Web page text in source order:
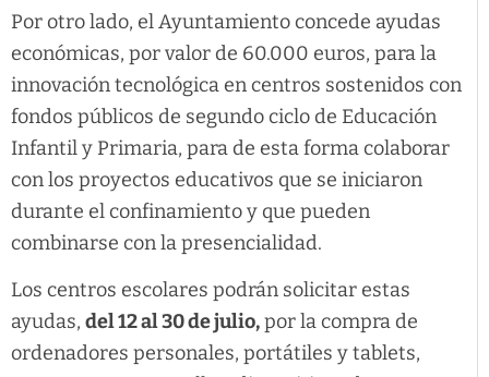
Por otro lado, el Ayuntamiento concede ayudas
económicas, por valor de 60.000 euros, para la
innovación tecnológica en centros sostenidos con
fondos públicos de segundo ciclo de Educación
Infantil y Primaria, para de esta forma colaborar
con los proyectos educativos que se iniciaron
durante el confinamiento y que pueden
combinarse con la presencialidad.
Los centros escolares podrán solicitar estas
ayudas, del 12 al 30 de julio,por la compra de
ordenadores personales, portátiles y tablets,